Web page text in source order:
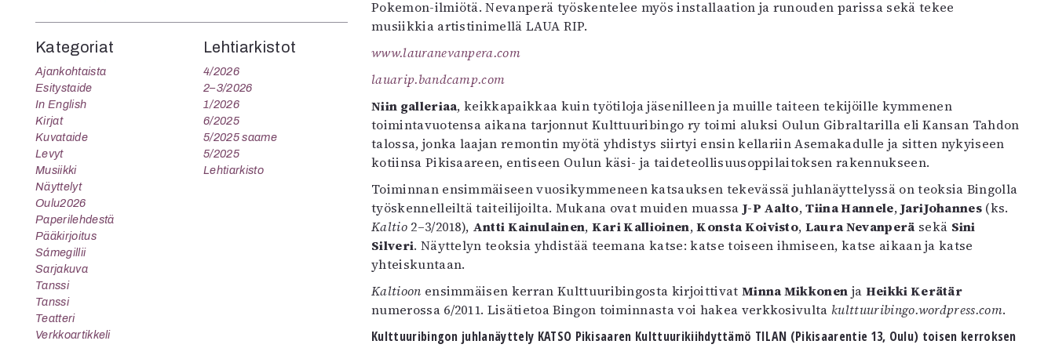
Pokemon-ilmiötä. Nevanperä työskentelee myös installaation ja runouden parissa sekä tekee
musiikkia artistinimellä LAUA RIP.
www.lauranevanpera.com
lauarip.bandcamp.com
Niin galleriaa, keikkapaikkaa kuin työtiloja jäsenilleen ja muille taiteen tekijöille kymmenen
toimintavuotensa aikana tarjonnut Kulttuuribingo ry toimi aluksi Oulun Gibraltarilla eli Kansan Tahdon
talossa, jonka laajan remontin myötä yhdistys siirtyi ensin kellariin Asemakadulle ja sitten nykyiseen
kotiinsa Pikisaareen, entiseen Oulun käsi- ja taideteollisuusoppilaitoksen rakennukseen.
Toiminnan ensimmäiseen vuosikymmeneen katsauksen tekevässä juhlanäyttelyssä on teoksia Bingolla
työskennelleiltä taiteilijoilta. Mukana ovat muiden muassa J-P Aalto,Tiina Hannele,JariJohannes (ks.
Kaltio2–3/2018), Antti Kainulainen, Kari Kallioinen,Konsta Koivisto, Laura Nevanperä sekä Sini
Silveri. Näyttelyn teoksia yhdistää teemana katse: katse toiseen ihmiseen, katse aikaan ja katse
yhteiskuntaan.
Kaltioon ensimmäisen kerran Kulttuuribingosta kirjoittivat Minna Mikkonen ja Heikki Kerätär
numerossa 6/2011. Lisätietoa Bingon toiminnasta voi hakea verkkosivultakulttuuribingo.wordpress.com.
Kulttuuribingon juhlanäyttely KATSO Pikisaaren Kulttuurikiihdyttämö TILAN (Pikisaarentie 13, Oulu) toisen kerroksen
Kategoriat
Ajankohtaista
Esitystaide
In English
Kirjat
Kuvataide
Levyt
Musiikki
Näyttelyt
Oulu2026
Paperilehdestä
Pääkirjoitus
Sámegillii
Sarjakuva
Tanssi
Tanssi
Teatteri
Verkkoartikkeli
Lehtiarkistot
4/2026
2–3/2026
1/2026
6/2025
5/2025 saame
5/2025
Lehtiarkisto